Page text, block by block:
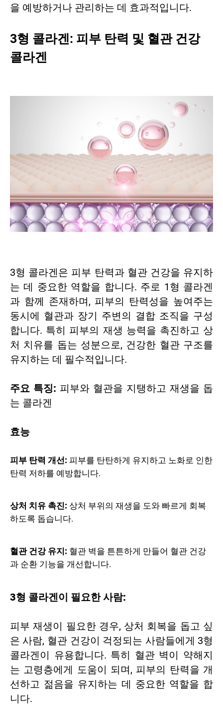
을 예방하거나 관리하는 데 효과적입니다.
3형 콜라겐: 피부 탄력 및 혈관 건강
콜라겐
3형 콜라겐은 피부 탄력과 혈관 건강을 유지하
는 데 중요한 역할을 합니다. 주로 1형 콜라겐
과 함께 존재하며, 피부의 탄력성을 높여주는
동시에 혈관과 장기 주변의 결합 조직을 구성
합니다. 특히 피부의 재생 능력을 촉진하고 상
처 치유를 돕는 성분으로, 건강한 혈관 구조를
유지하는 데 필수적입니다.
주요 특징: 피부와 혈관을 지탱하고 재생을 돕
는 콜라겐
효능
피부 탄력 개선: 피부를 탄탄하게 유지하고 노화로 인한
탄력 저하를 예방합니다.
상처 치유 촉진: 상처 부위의 재생을 도와 빠르게 회복
하도록 돕습니다.
혈관 건강 유지: 혈관 벽을 튼튼하게 만들어 혈관 건강
과 순환 기능을 개선합니다.
3형 콜라겐이 필요한 사람:
피부 재생이 필요한 경우, 상처 회복을 돕고 싶
은 사람, 혈관 건강이 걱정되는 사람들에게 3형
콜라겐이 유용합니다. 특히 혈관 벽이 약해지
는 고령층에게 도움이 되며, 피부의 탄력을 개
선하고 젊음을 유지하는 데 중요한 역할을 합
니다.